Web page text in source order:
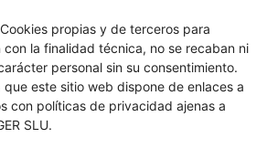
propias y de terceros para
la finalidad técnica, no se recaban ni
personal sin su consentimiento.
que este sitio web dispone de enlaces a
con políticas de privacidad ajenas a
SLU.